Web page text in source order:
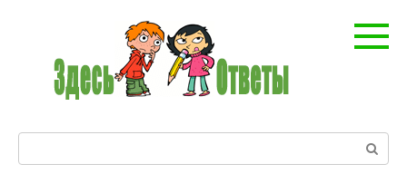
Поиск: